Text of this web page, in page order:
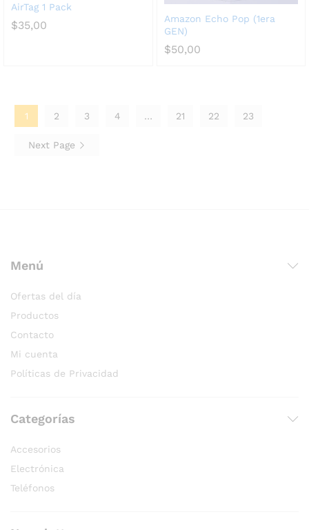
AirTag 1 Pack
$35,00
Amazon Echo Pop (1era
GEN)
$50,00
1 2 3 4 … 21 22 23
Next Page
Menú
Ofertas del día
Productos
Contacto
Mi cuenta
Políticas de Privacidad
Categorías
Accesorios
Electrónica
Teléfonos